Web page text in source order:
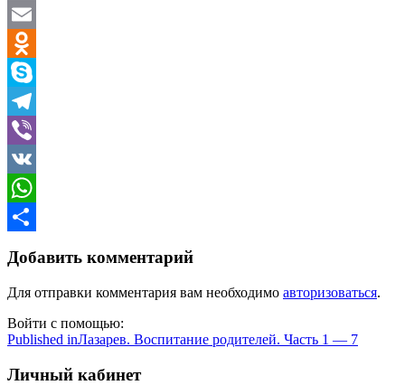
Email
Odnoklassniki
Skype
Telegram
Viber
VK
WhatsApp
Добавить комментарий
Для отправки комментария вам необходимо авторизоваться.
Войти с помощью:
Навигация
по
Published inЛазарев. Воспитание родителей. Часть 1 — 7
Личный кабинет